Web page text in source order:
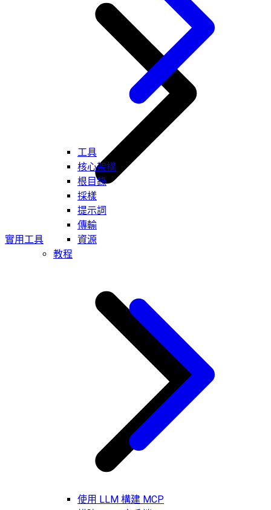
工具
核心架構
根目錄
採樣
提示詞
傳輸
資源
教程
使用 LLM 構建 MCP
實用工具